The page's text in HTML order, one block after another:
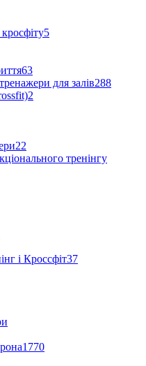
5
63
для залів288
2
22
тренінгу
і Кроссфіт37
1770